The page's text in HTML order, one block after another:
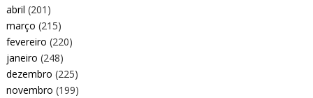
abril (201)
março (215)
fevereiro (220)
janeiro (248)
dezembro (225)
novembro (199)